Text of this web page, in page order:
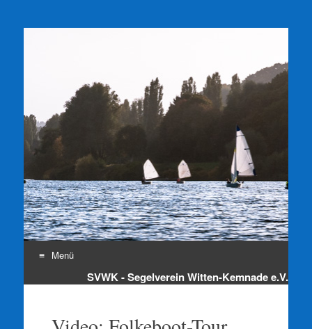
SVWK e.V.
Menü
Zum
SVWK - Segelverein Witten-Kemnade e.V.